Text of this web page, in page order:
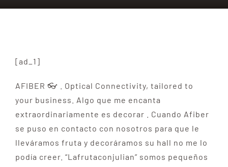
[ad_1]
AFIBER 👓 . Optical Connectivity, tailored to
your business. Algo que me encanta
extraordinariamente es decorar . Cuando Afiber
se puso en contacto con nosotros para que le
lleváramos fruta y decoráramos su hall no me lo
podía creer. “Lafrutaconjulian” somos pequeños